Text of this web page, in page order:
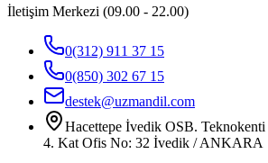
İletişim Merkezi (09.00 - 22.00)
0(312) 911 37 15
0(850) 302 67 15
destek@uzmandil.com
Hacettepe İvedik OSB.
4. Kat Ofis No: 32 İvedik / ANKARA